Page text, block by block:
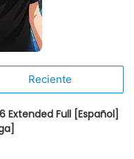
Reciente
Extended Full [Español]